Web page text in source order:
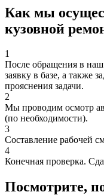
Как мы
кузовной
1
После обращения в
заявку в базе, а также
прояснения задачи.
2
Мы проводим осмотр
(по необходимости).
3
Составление рабочей
4
Конечная проверка.
Посмотрите,